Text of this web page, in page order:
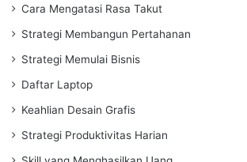
Cara Mengatasi Rasa Takut
Strategi Membangun Pertahanan
Strategi Memulai Bisnis
Daftar Laptop
Keahlian Desain Grafis
Strategi Produktivitas Harian